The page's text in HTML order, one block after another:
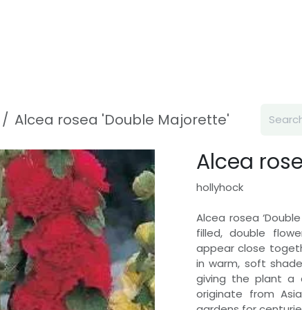
Alcea rosea 'Double Majorette'
Alcea
hollyhock
Alcea rosea
filled, double
appear close
in warm, soft
giving the plant a
originate from